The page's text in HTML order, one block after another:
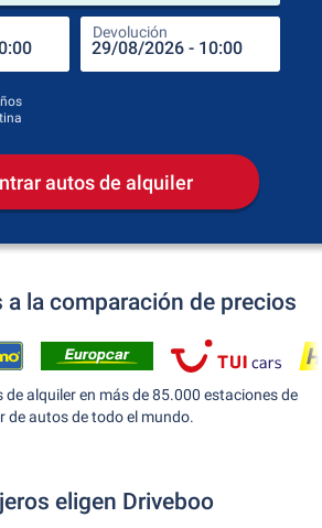
Devolución
autos de alquiler
a la comparación de precios
de alquiler en más de 85.000 estaciones de
de autos de todo el mundo.
eligen Driveboo